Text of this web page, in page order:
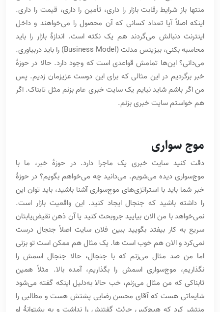
منتها باز شرایط رقابت بازار را داری، تأمین را داری، قیمت را داری.
اینکه اصلاً آیا تعداد کسانی که آن محصول را می‌خواهند و داخل
اینترنت دنبالش می‌گردند هم یک نکته است. اندازۀ بازار را باید
محاسبه بکنی، بیزینس مدلت (Business Model) را باید دربیاوری.
می‌دانی؟ این‌ها تمامش قواعدی است که وجود دارد. حالا در حوزۀ
خبر برگردیم در این مثالی که برای این دوست عزیزمان زدیم. پس
من اگر باشم شاید نیایم یک سایت خبری عام بزنم مثل تابناک. اگر
هم خواستم سایت خبری بزنم.
موج سواری
دقت کنید سایت خبری یک ماجرا دارد. در حوزۀ خبر، ما با
موج‌سواری دیده می‌شویم. می‌دانید چه می‌خواهم بگویم؟ در حوزۀ
خبر شما باید با استراتژی‌های موج‌سواری آشنا باشید، باید توان این
را داشته باشید که جنجال ایجاد کنید. این واقعیت بازار است.
نمی‌خواهد با من الان بیایید جروبحث کنید یا آن ذهن نقیض‌یابتان
سریع به کار بیفتد بگویید ببین فلان سایت اصلاً جنجال درست
نمی‌کرد و الان هم خوب است ها. یک مثال هم ممکن است تو بزنی
اما من صد مثال می‌زنم که با جنجال، حالا جنجال اسمش را
نگذاریم، موج‌سواری اسمش را بگذاریم، آمده بالا. مثلاً همین
تابناکی که من مثال می‌زنم، خب حالا به‌دلیل اینکه گفته می‌شود
شایعاتی هست که آقای محسن رضایی پشتش هست و مطالبی را
منتشر کرد که هیچ‌کس جرئت گفتنش را نداشت و به پشتوانۀ او